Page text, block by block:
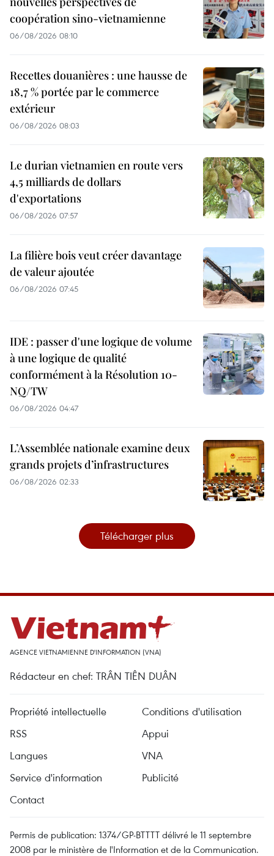
coopération sino-vietnamienne
06/08/2026 08:10
Recettes douanières : une hausse de
18,7 % portée par le commerce
extérieur
06/08/2026 08:03
Le durian vietnamien en route vers
4,5 milliards de dollars
d'exportations
06/08/2026 07:57
La filière bois veut créer davantage
de valeur ajoutée
06/08/2026 07:45
IDE : passer d'une logique de volume
à une logique de qualité
conformément à la Résolution 10-
NQ/TW
06/08/2026 04:47
L’Assemblée nationale examine deux
grands projets d’infrastructures
06/08/2026 02:33
Télécharger plus
AGENCE VIETNAMIENNE D'INFORMATION (VNA)
Rédacteur en chef: TRÂN TIÊN DUÂN
Propriété intellectuelle
Conditions d'utilisation
RSS
Appui
Langues
VNA
Service d'information
Publicité
Contact
Permis de publication: 1374/GP-BTTTT délivré le 11 septembre
2008 par le ministère de l'Information et de la Communication.